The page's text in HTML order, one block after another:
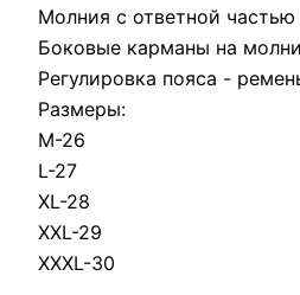
Молния с ответной
Боковые карманы на
Регулировка пояса -
Размеры:
M-26
L-27
XL-28
XXL-29
XXXL-30